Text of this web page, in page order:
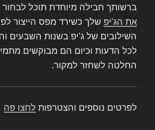
ברשותך חבילה מיוחדת תוכל
את הג'יפ שלך כשירד מפס הייצור
השילובים של ג'יפ בשנות השבעים
לכל הדעות וכיום הם מבוקשים
החלטה לשחזר למקור.
לפרטים נוספים והצטרפות לחצו פה